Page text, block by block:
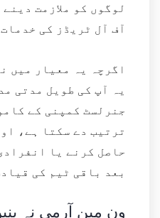
لوگوں کو ملازمت
آف آل ٹریڈز کی
اگرچہ یہ معیار میں
یہ آپ کی طویل مدتی
جنرلسٹ کمپنی کے
ترتیب دے سکتا ہے،
حاصل کرنے یا
بعد باقی ٹیم کی
ون مین آرمی نہ